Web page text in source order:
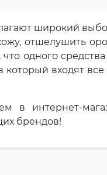
широкий
отшелушить
одного
который входят
в интернет-
брендов!